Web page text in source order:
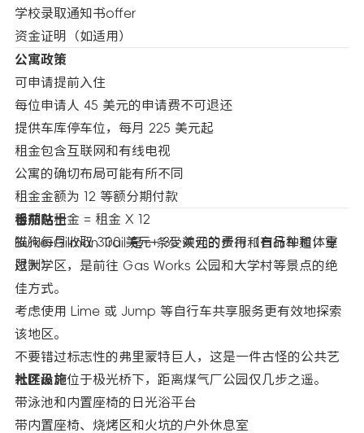
学校录取通知书offer
资金证明（如适用）
公寓政策
可申请提前入住
每位申请人 45 美元的申请费不可退还
提供车库停车位，每月 225 美元起
租金包含互联网和有线电视
公寓的确切布局可能有所不同
租金金额为 12 等额分期付款
租期总租金 = 租金 X 12
猫狗每月收取 300 美元+ 35 美元的费用（有品种和体重
限制）
番茄贴士
Burke-Gilman Trail 是一条受欢迎的步行和自行车道，穿
过大学区，是前往 Gas Works 公园和大学村等景点的绝
佳方式。
考虑使用 Lime 或 Jump 等自行车共享服务更有效地探索
该地区。
不要错过标志性的弗里蒙特巨人，这是一件古怪的公共艺
术作品，位于极光桥下，距离煤气厂公园仅几步之遥。
社区设施
带泳池和内置座椅的日光浴平台
带内置座椅、烧烤区和火坑的户外休息室